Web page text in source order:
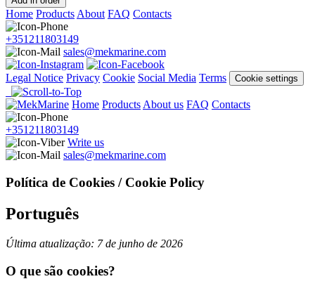
Home ProductsAbout FAQ Contacts
+351211803149
sales@mekmarine.com
Legal Notice Privacy Cookie Social Media Terms Cookie settings
Home ProductsAbout us FAQ Contacts
+351211803149
Write us
sales@mekmarine.com
Política de Cookies / Cookie Policy
Português
Última atualização: 7 de junho de 2026
O que são cookies?